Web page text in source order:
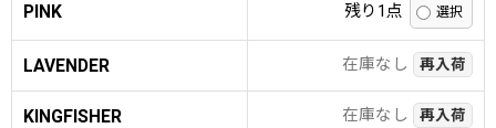
PINK 残り1点
LAVENDER 在庫なし 再入荷
KINGFISHER 在庫なし 再入荷